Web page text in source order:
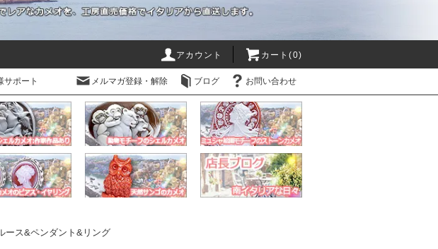
アカウント カート(0)
サポート メルマガ登録・解除 ブログ お問い合わせ
ース&ペンダント&リング